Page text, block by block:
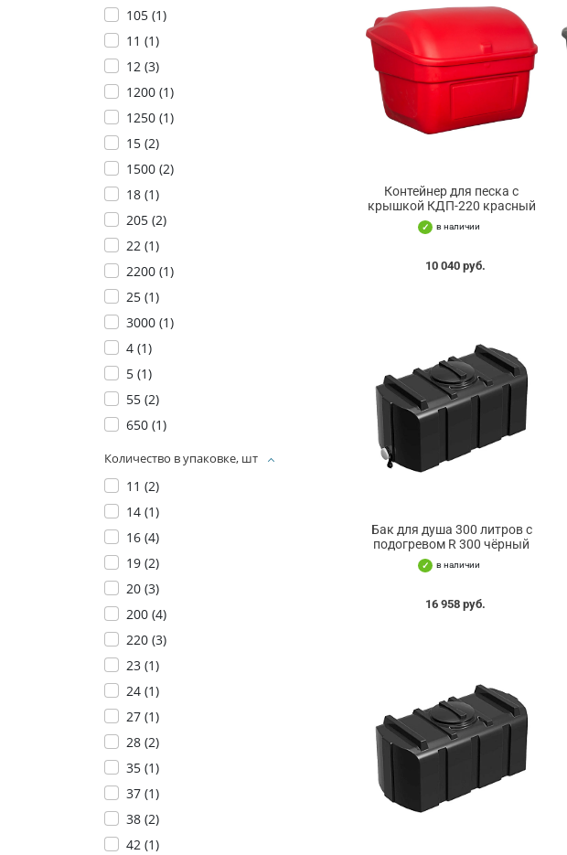
105 (1)
11 (1)
12 (3)
1200 (1)
1250 (1)
15 (2)
1500 (2)
18 (1)
205 (2)
22 (1)
2200 (1)
25 (1)
3000 (1)
4 (1)
5 (1)
55 (2)
650 (1)
Количество в упаковке, шт
11 (2)
14 (1)
16 (4)
19 (2)
20 (3)
200 (4)
220 (3)
23 (1)
24 (1)
27 (1)
28 (2)
35 (1)
37 (1)
38 (2)
42 (1)
Контейнер для песка с
крышкой КДП-220 красный
в наличии
10 040 руб.
Бак для душа 300 литров с
подогревом R 300 чёрный
в наличии
16 958 руб.